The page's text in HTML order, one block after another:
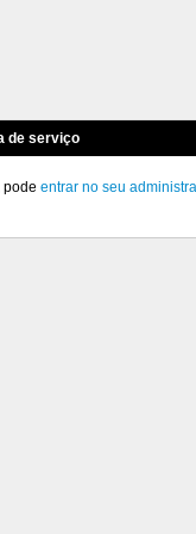
de serviço
pode entrar no seu